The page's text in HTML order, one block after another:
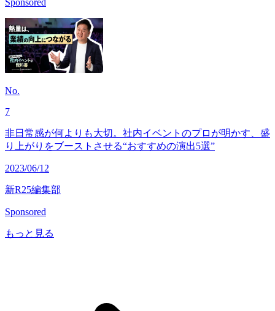
No.
7
非日常感が何よりも大切。社内イベントのプロが明かす、盛
り上がりをブーストさせる“おすすめの演出5選”
2023/06/12
新R25編集部
Sponsored
もっと見る